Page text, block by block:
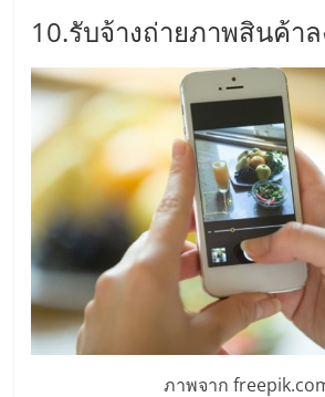
10.รับจ้างถ่ายภาพสินค้า
ภาพจาก